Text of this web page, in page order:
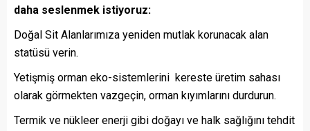
daha seslenmek istiyoruz:
Doğal Sit Alanlarımıza yeniden mutlak korunacak alan
statüsü verin.
Yetişmiş orman eko-sistemlerini kereste üretim sahası
olarak görmekten vazgeçin, orman kıyımlarını durdurun.
Termik ve nükleer enerji gibi doğayı ve halk sağlığını tehdit